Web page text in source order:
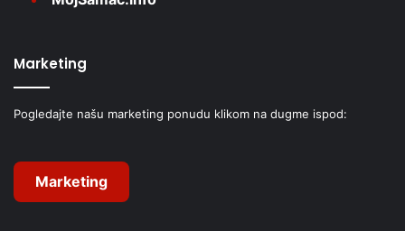
Marketing
Pogledajte našu marketing ponudu klikom na dugme ispod:
Marketing